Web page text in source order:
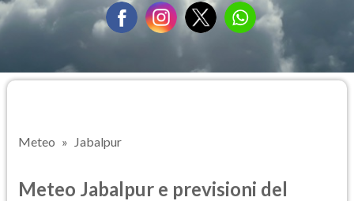
Meteo Jabalpur
Meteo Jabalpur e previsioni del